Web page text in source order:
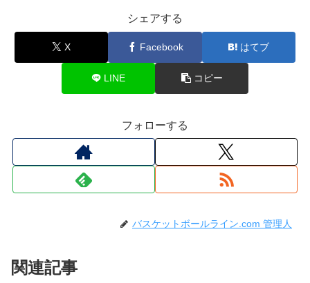
シェアする
X Facebook はてブ
LINE コピー
フォローする
バスケットボールライン.com 管理人
関連記事